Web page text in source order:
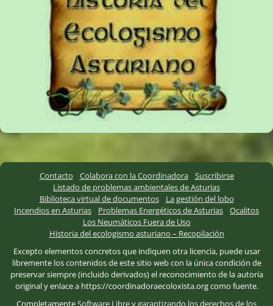
Contacto Colabora con la Coordinadora
Suscribirse
Listado de problemas ambientales de Asturias
Biblioteca virtual de documentos
La gestión del lobo
Incendios en Asturias
Problemas Energéticos de Asturias
Ocalitos
Los Neumáticos Fuera de Uso
Historia del ecologismo asturiano – Recopilación
Excepto elementos concretos que indiquen otra licencia, puede usar
libremente los contenidos de este sitio web con la única condición de
preservar siempre (incluido derivados) el reconocimiento de la autoría
original y enlace a https://coordinadoraecoloxista.org como fuente.
CompletamenteSoftware Libreygarantizando los derechos de los